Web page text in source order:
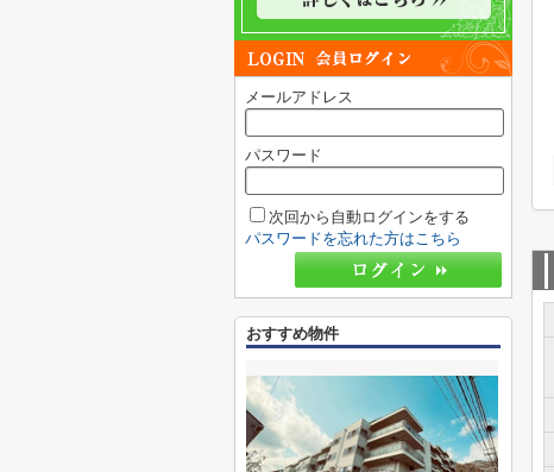
メールアドレス
パスワード
次回から自動ログインをする
パスワードを忘れた方はこちら
おすすめ物件